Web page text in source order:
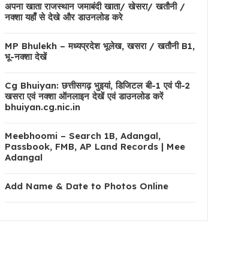
अपना खाता राजस्थान जमाबंदी खाता/ खेसरा/ खतौनी /
नक्शा यहाँ से देखे और डाउनलोड करे
MP Bhulekh – मध्यप्रदेश भूलेख, खसरा / खतौनी B1,
भू-नक्शा देखें
Cg Bhuiyan: छत्तीसगढ़ भुइयां, डिजिटल बी-1 एवं पी-2
खसरा एवं नक्शा ऑनलाइन देखें एवं डाउनलोड करें
bhuiyan.cg.nic.in
Meebhoomi – Search 1B, Adangal,
Passbook, FMB, AP Land Records | Mee
Adangal
Add Name & Date to Photos Online